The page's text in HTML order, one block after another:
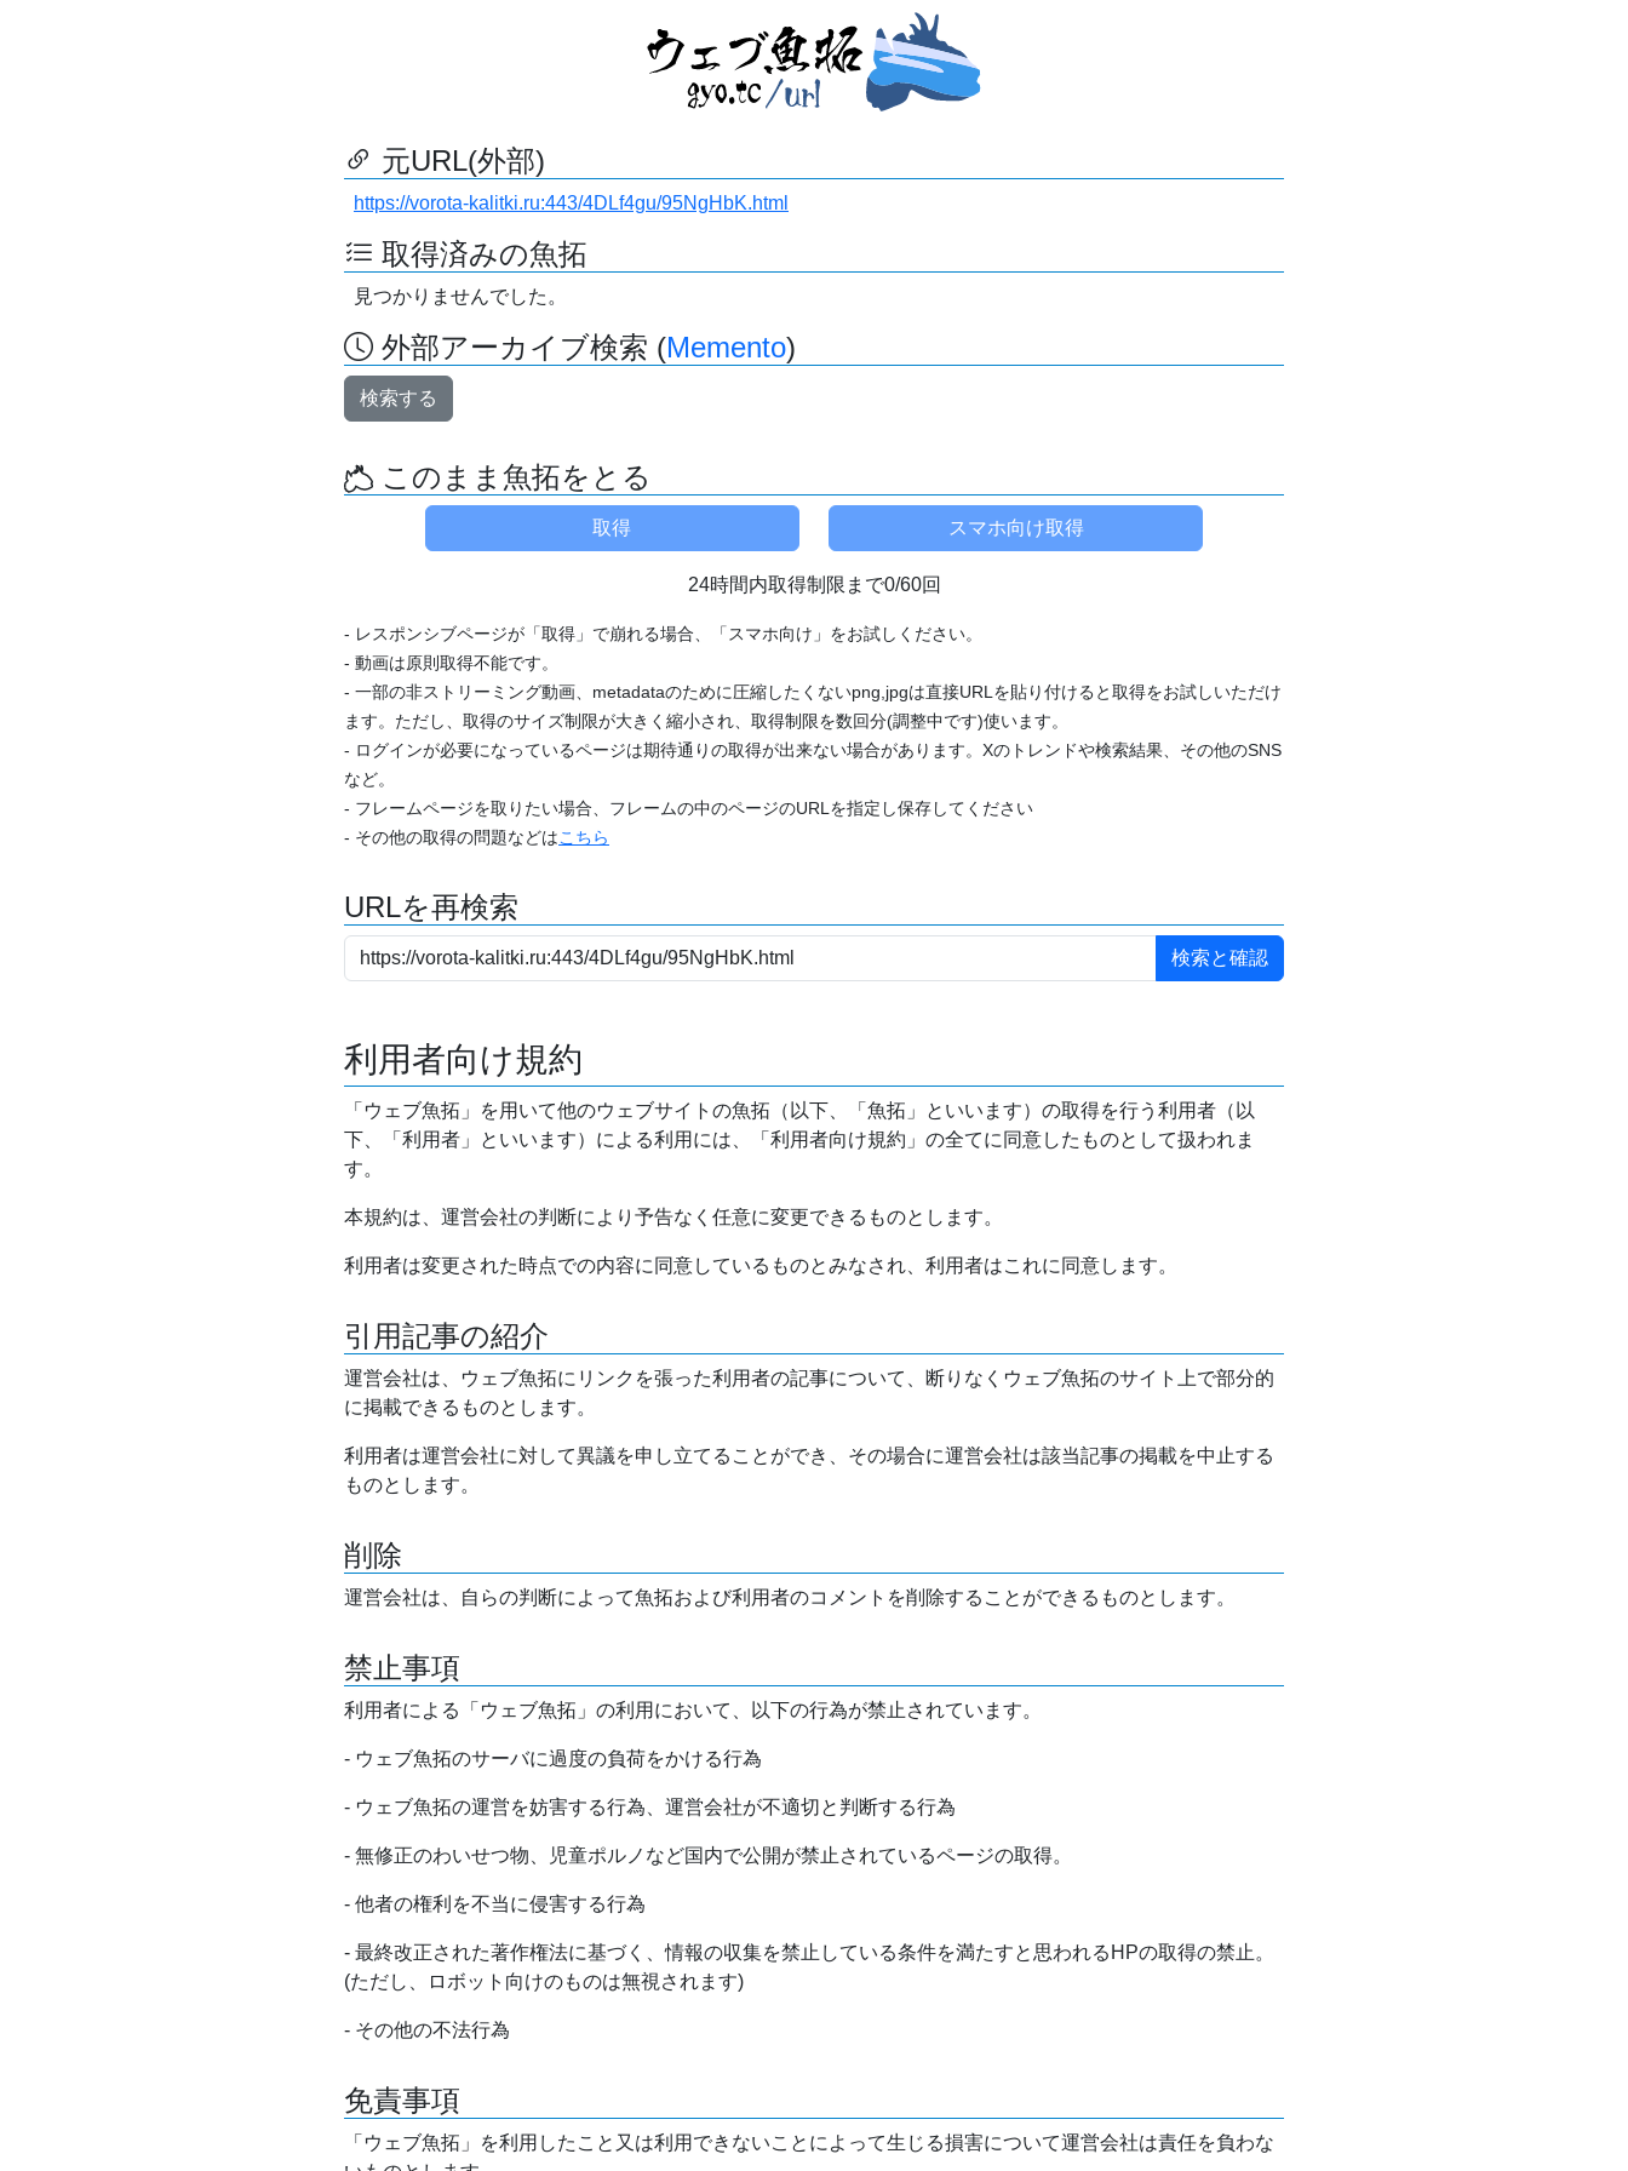
元URL(外部)
https://vorota-kalitki.ru:443/4DLf4gu/95NgHbK.html
取得済みの魚拓
見つかりませんでした。
外部アーカイブ検索 (Memento)
検索する
このまま魚拓をとる
24時間内取得制限まで0/60回
- レスポンシブページが「取得」で崩れる場合、「スマホ向け」をお試しください。
- 動画は原則取得不能です。
- 一部の非ストリーミング動画、metadataのために圧縮したくないpng,jpgは直接URLを貼り付けると取得をお試しいただけ
ます。ただし、取得のサイズ制限が大きく縮小され、取得制限を数回分(調整中です)使います。
- ログインが必要になっているページは期待通りの取得が出来ない場合があります。Xのトレンドや検索結果、その他のSNS
など。
- フレームページを取りたい場合、フレームの中のページのURLを指定し保存してください
- その他の取得の問題などはこちら
URLを再検索
利用者向け規約
「ウェブ魚拓」を用いて他のウェブサイトの魚拓（以下、「魚拓」といいます）の取得を行う利用者（以
下、「利用者」といいます）による利用には、「利用者向け規約」の全てに同意したものとして扱われま
す。
本規約は、運営会社の判断により予告なく任意に変更できるものとします。
利用者は変更された時点での内容に同意しているものとみなされ、利用者はこれに同意します。
引用記事の紹介
運営会社は、ウェブ魚拓にリンクを張った利用者の記事について、断りなくウェブ魚拓のサイト上で部分的
に掲載できるものとします。
利用者は運営会社に対して異議を申し立てることができ、その場合に運営会社は該当記事の掲載を中止する
ものとします。
削除
運営会社は、自らの判断によって魚拓および利用者のコメントを削除することができるものとします。
禁止事項
利用者による「ウェブ魚拓」の利用において、以下の行為が禁止されています。
- ウェブ魚拓のサーバに過度の負荷をかける行為
- ウェブ魚拓の運営を妨害する行為、運営会社が不適切と判断する行為
- 無修正のわいせつ物、児童ポルノなど国内で公開が禁止されているページの取得。
- 他者の権利を不当に侵害する行為
- 最終改正された著作権法に基づく、情報の収集を禁止している条件を満たすと思われるHPの取得の禁止。
(ただし、ロボット向けのものは無視されます)
- その他の不法行為
免責事項
「ウェブ魚拓」を利用したこと又は利用できないことによって生じる損害について運営会社は責任を負わな